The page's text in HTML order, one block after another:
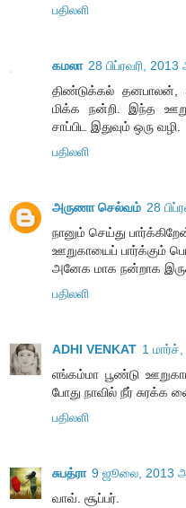
பதிலளி
கமலா 28 பிப்ரவரி,
திண்டுக்கல்
மிக்க நன்றி. இந்த
சாப்பிட இதுவும் ஒரு வழி.
பதிலளி
அருணா செல்வம் 28
நானும் செய்து
ஊறுகாயைப் பார்க்கும்
அனேக மாக நன்றாக
பதிலளி
ADHI VENKAT 1
எங்கம்மா பூண்டு
போது நாவில் நீர் சுரக்க
பதிலளி
சுபத்ரா 9 ஜூலை, 2013
வாவ். சூப்பர்.